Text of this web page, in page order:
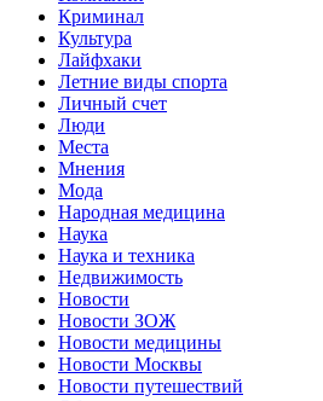
Криминал
Культура
Лайфхаки
Летние виды спорта
Личный счет
Люди
Места
Мнения
Мода
Народная медицина
Наука
Наука и техника
Недвижимость
Новости
Новости ЗОЖ
Новости медицины
Новости Москвы
Новости путешествий